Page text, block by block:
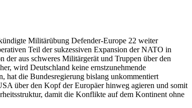
Militärübung Defender-Europe 22 weiter
Teil der sukzessiven Expansion der NATO in
aus schweres Militärgerät und Truppen über den
wird Deutschland keine ernstzunehmende
hat die Bundesregierung bislang unkommentiert
über den Kopf der Europäer hinweg agieren und somit
damit die Konflikte auf dem Kontinent ohne